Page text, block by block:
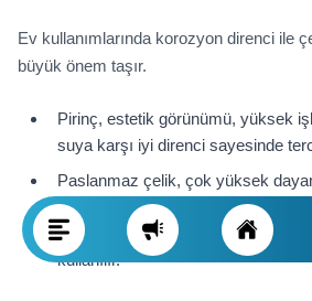
Ev kullanımlarında korozyon direnci ile
büyük önem taşır.
Pirinç, estetik görünümü, yüksek
suya karşı iyi direnci sayesinde
Paslanmaz çelik, çok yüksek
korozyon direnci ile; sert ya da
alanlarda ya da yüksek kaliteli
kullanılır.